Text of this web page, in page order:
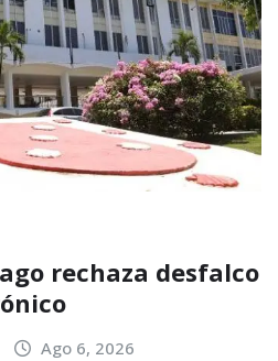
rechaza desfalco
Ago 6, 2026